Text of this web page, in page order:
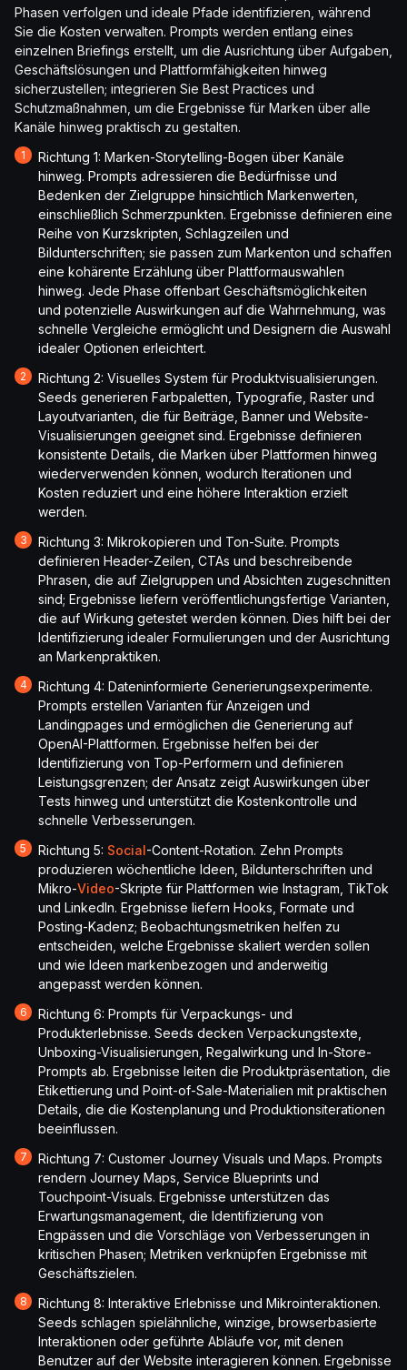
Phasen verfolgen und ideale Pfade identifizieren, während
Sie die Kosten verwalten. Prompts werden entlang eines
einzelnen Briefings erstellt, um die Ausrichtung über Aufgaben,
Geschäftslösungen und Plattformfähigkeiten hinweg
sicherzustellen; integrieren Sie Best Practices und
Schutzmaßnahmen, um die Ergebnisse für Marken über alle
Kanäle hinweg praktisch zu gestalten.
Richtung 1: Marken-Storytelling-Bogen über Kanäle
hinweg. Prompts adressieren die Bedürfnisse und
Bedenken der Zielgruppe hinsichtlich Markenwerten,
einschließlich Schmerzpunkten. Ergebnisse definieren eine
Reihe von Kurzskripten, Schlagzeilen und
Bildunterschriften; sie passen zum Markenton und schaffen
eine kohärente Erzählung über Plattformauswahlen
hinweg. Jede Phase offenbart Geschäftsmöglichkeiten
und potenzielle Auswirkungen auf die Wahrnehmung, was
schnelle Vergleiche ermöglicht und Designern die Auswahl
idealer Optionen erleichtert.
Richtung 2: Visuelles System für Produktvisualisierungen.
Seeds generieren Farbpaletten, Typografie, Raster und
Layoutvarianten, die für Beiträge, Banner und Website-
Visualisierungen geeignet sind. Ergebnisse definieren
konsistente Details, die Marken über Plattformen hinweg
wiederverwenden können, wodurch Iterationen und
Kosten reduziert und eine höhere Interaktion erzielt
werden.
Richtung 3: Mikrokopieren und Ton-Suite. Prompts
definieren Header-Zeilen, CTAs und beschreibende
Phrasen, die auf Zielgruppen und Absichten zugeschnitten
sind; Ergebnisse liefern veröffentlichungsfertige Varianten,
die auf Wirkung getestet werden können. Dies hilft bei der
Identifizierung idealer Formulierungen und der Ausrichtung
an Markenpraktiken.
Richtung 4: Dateninformierte Generierungsexperimente.
Prompts erstellen Varianten für Anzeigen und
Landingpages und ermöglichen die Generierung auf
OpenAI-Plattformen. Ergebnisse helfen bei der
Identifizierung von Top-Performern und definieren
Leistungsgrenzen; der Ansatz zeigt Auswirkungen über
Tests hinweg und unterstützt die Kostenkontrolle und
schnelle Verbesserungen.
Richtung 5: Social-Content-Rotation. Zehn Prompts
produzieren wöchentliche Ideen, Bildunterschriften und
Mikro-Video-Skripte für Plattformen wie Instagram, TikTok
und LinkedIn. Ergebnisse liefern Hooks, Formate und
Posting-Kadenz; Beobachtungsmetriken helfen zu
entscheiden, welche Ergebnisse skaliert werden sollen
und wie Ideen markenbezogen und anderweitig
angepasst werden können.
Richtung 6: Prompts für Verpackungs- und
Produkterlebnisse. Seeds decken Verpackungstexte,
Unboxing-Visualisierungen, Regalwirkung und In-Store-
Prompts ab. Ergebnisse leiten die Produktpräsentation, die
Etikettierung und Point-of-Sale-Materialien mit praktischen
Details, die die Kostenplanung und Produktionsiterationen
beeinflussen.
Richtung 7: Customer Journey Visuals und Maps. Prompts
rendern Journey Maps, Service Blueprints und
Touchpoint-Visuals. Ergebnisse unterstützen das
Erwartungsmanagement, die Identifizierung von
Engpässen und die Vorschläge von Verbesserungen in
kritischen Phasen; Metriken verknüpfen Ergebnisse mit
Geschäftszielen.
Richtung 8: Interaktive Erlebnisse und Mikrointeraktionen.
Seeds schlagen spielähnliche, winzige, browserbasierte
Interaktionen oder geführte Abläufe vor, mit denen
Benutzer auf der Website interagieren können. Ergebnisse